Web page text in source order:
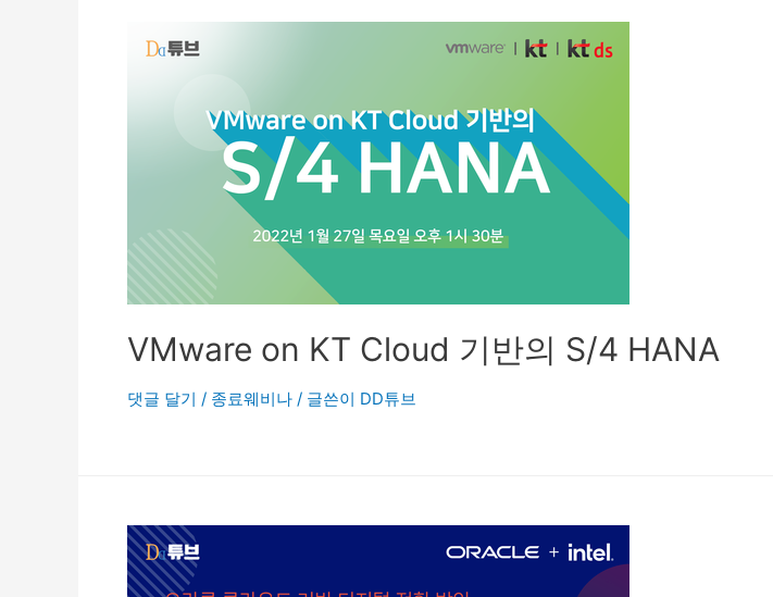
VMware on KT Cloud 기반의 S/4 HANA
댓글 달기 / 종료웨비나 / 글쓴이 DD튜브